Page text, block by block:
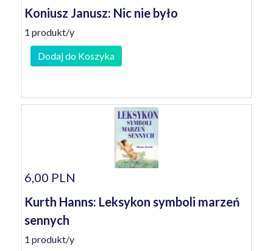
Koniusz Janusz: Nic nie było
1 produkt/y
Dodaj do Koszyka
6,00 PLN
Kurth Hanns: Leksykon symboli marzeń
sennych
1 produkt/y